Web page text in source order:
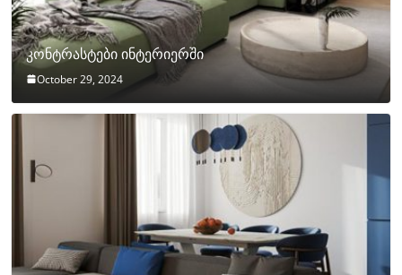
კონტრასტები ინტერიერში
October 29, 2024